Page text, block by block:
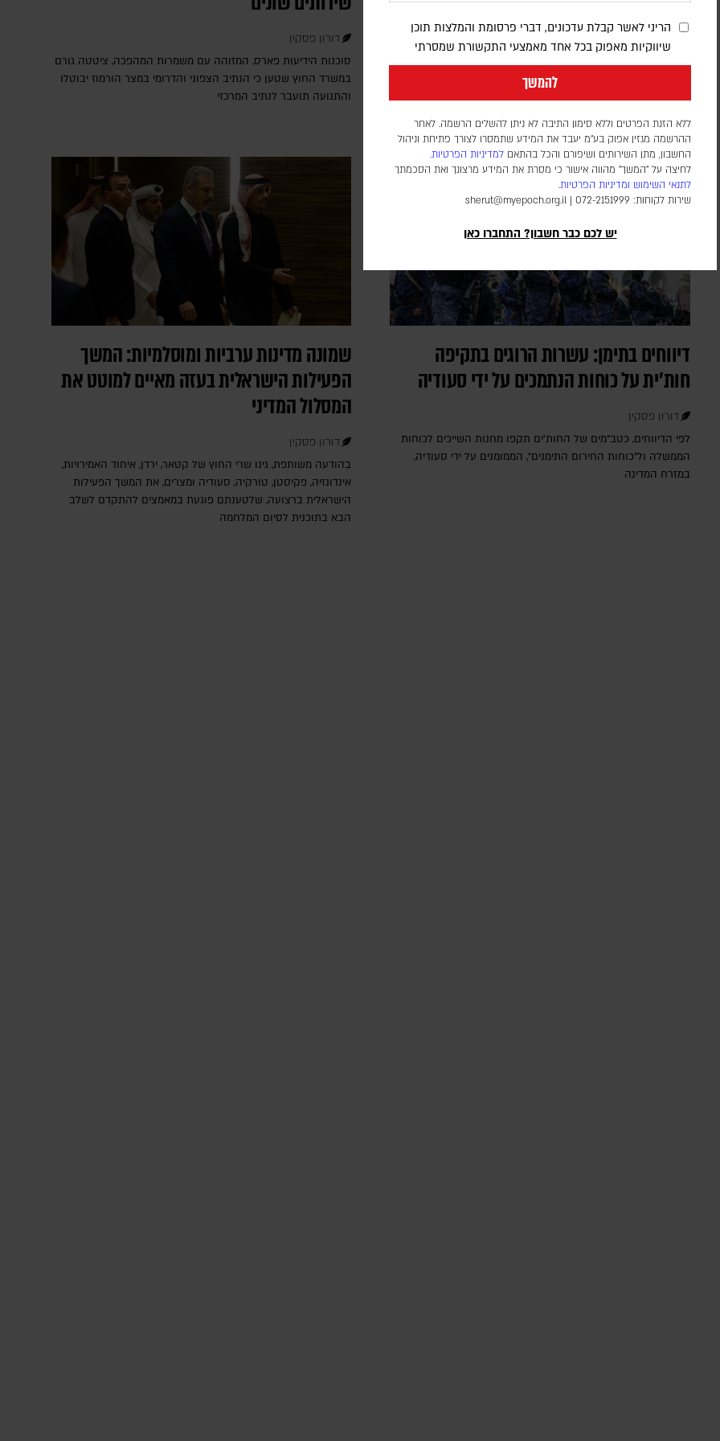
הריני לאשר קבלת עדכונים, דברי פרסומת והמלצות תוכן
שיווקיות מאפוק בכל אחד מאמצעי התקשורת שמסרתי
להמשך
ללא הזנת הפרטים וללא סימון התיבה לא ניתן להשלים הרשמה. לאחר
ההרשמה מגזין אפוק בע״מ יעבד את המידע שתמסרו לצורך פתיחת וניהול
החשבון, מתן השירותים ושיפורם והכל בהתאם למדיניות הפרטיות.
לחיצה על "המשך" מהווה אישור כי מסרת את המידע מרצונך ואת הסכמתך
לתנאי השימוש ומדיניות הפרטיות.
שירות לקוחות: 072-2151999 |
sherut@myepoch.org.il
יש לכם כבר חשבון? התחברו כאן
לא נפרס ברצועה, וממתין ליישום השלב השני וכניסת המנהלת
דורון פסקין
סוכנות הידיעות פארס, המזוהה עם משמרות המהפכה, ציטטה גורם
במשרד החוץ שטען כי הנתיב הצפוני והדרומי במצר הורמוז יבוטלו
והתנועה תועבר לנתיב המרכזי
דיווחים בתימן: עשרות הרוגים בתקיפה
חות'ית על כוחות הנתמכים על ידי סעודיה
דורון פסקין
לפי הדיווחים, כטב"מים של החות'ים תקפו מחנות השייכים לכוחות
הממשלה ול"כוחות החירום התימנים", הממומנים על ידי סעודיה,
במזרח המדינה
שמונה מדינות ערביות ומוסלמיות: המשך
הפעילות הישראלית בעזה מאיים למוטט את
המסלול המדיני
דורון פסקין
בהודעה משותפת, גינו שרי החוץ של קטאר, ירדן, איחוד האמירויות,
אינדונזיה, פקיסטן, טורקיה, סעודיה ומצרים, את המשך הפעילות
הישראלית ברצועה, שלטענתם פוגעת במאמצים להתקדם לשלב
הבא בתוכנית לסיום המלחמה